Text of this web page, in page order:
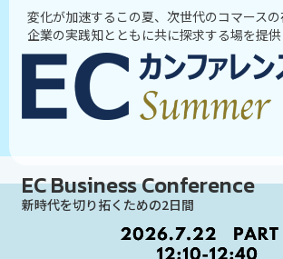
変化が加速するこの夏、次世代のコマース
企業の実践知とともに共に探求する場を提供
EC Business Conference
新時代を切り拓くための2日間